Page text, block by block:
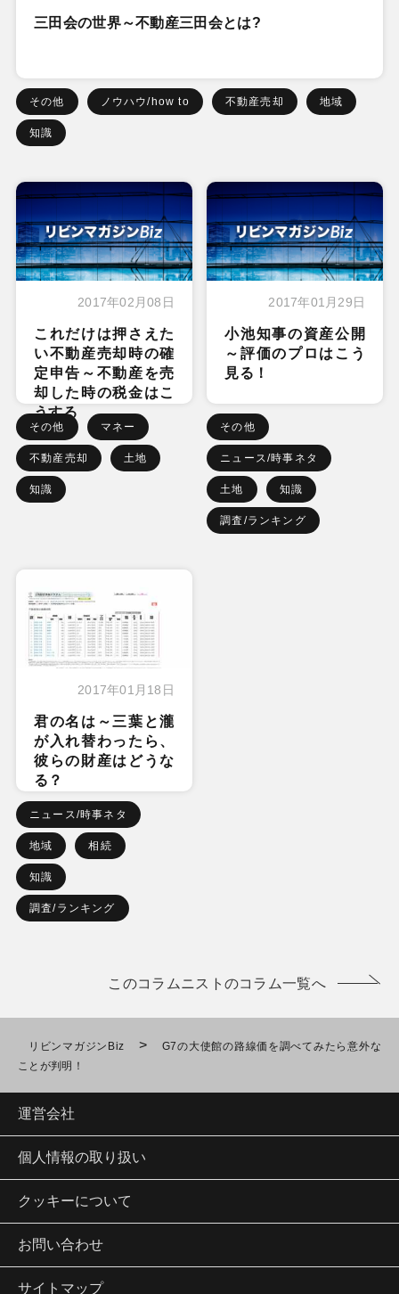
三田会の世界～不動産三田会とは?
その他 ノウハウ/how to 不動産売却 地域
知識
2017年02月08日
これだけは押さえた
い不動産売却時の確
定申告～不動産を売
却した時の税金はこ
うする
その他 マネー
不動産売却 土地
知識
2017年01月29日
小池知事の資産公開
～評価のプロはこう
見る！
その他
ニュース/時事ネタ
土地 知識
調査/ランキング
2017年01月18日
君の名は～三葉と瀧
が入れ替わったら、
彼らの財産はどうな
る？
ニュース/時事ネタ
地域 相続
知識
調査/ランキング
このコラムニストのコラム一覧へ
リビンマガジンBiz >
G7の大使館の路線価を調べてみたら意外な
ことが判明！
運営会社
個人情報の取り扱い
クッキーについて
お問い合わせ
サイトマップ